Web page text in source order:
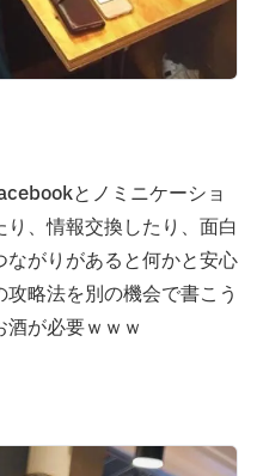
とノミニケーショ
、情報交換したり、面白
がりがあると何かと安心
略法を別の機会で書こう
が必要ｗｗｗ